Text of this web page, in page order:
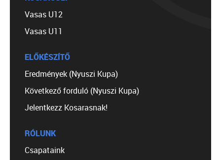
Vasas U12
Vasas U11
ELŐKÉSZÍTŐ
Eredmények (Nyuszi Kupa)
Következő forduló (Nyuszi Kupa)
Jelentkezz Kosarasnak!
RÓLUNK
Csapataink